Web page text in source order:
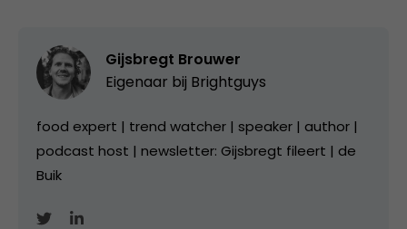
Gijsbregt Brouwer
Eigenaar bij Brightguys
food expert | trend watcher | speaker | author |
podcast host | newsletter: Gijsbregt fileert | de
Buik